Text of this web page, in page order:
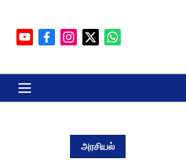
அரசியல்